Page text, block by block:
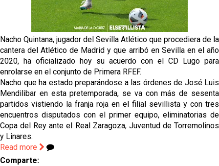
El Sevilla FC empieza a inscribir a los nuevos
fichajes
Opinión | "Carta abierta a Alberto Flores" por Rafa
García
El Sevilla oficializa el traspaso de Sow
Miguel Sierra: La temporada pasada se vio
reflejado que podemos tirar para delante y
trabajamos con ilusión
Diomande ya es madridista mientras Rodri agita el
mercado
Nacho Quintana, jugador del Sevilla Atlético que procediera de la
cantera del Atlético de Madrid y que arribó en Sevilla en el año
2020, ha oficializado hoy su acuerdo con el CD Lugo para
enrolarse en el conjunto de Primera RFEF.
Nacho que ha estado preparándose a las órdenes de José Luis
Mendilibar en esta pretemporada, se va con más de sesenta
partidos vistiendo la franja roja en el filial sevillista y con tres
encuentros disputados con el primer equipo, eliminatorias de
Copa del Rey ante el Real Zaragoza, Juventud de Torremolinos
y Linares.
Read more
Comparte: